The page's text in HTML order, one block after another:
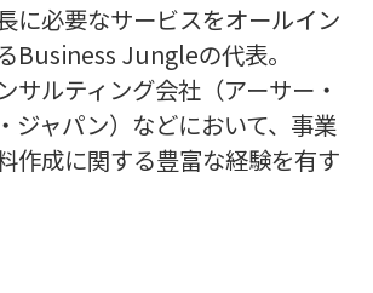
に必要なサービスをオールイン
Business Jungleの代表。
サルティング会社（アーサー・
ジャパン）などにおいて、事業
作成に関する豊富な経験を有す